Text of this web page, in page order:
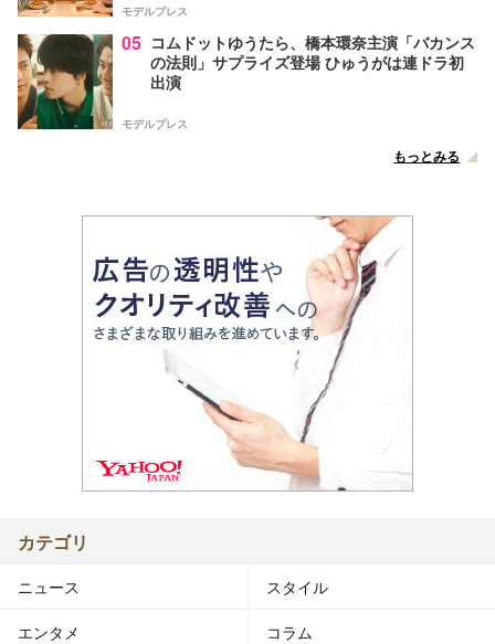
モデルプレス
05 コムドットゆうたら、橋本環奈主演「バカンス
の法則」サプライズ登場 ひゅうがは連ドラ初
出演
モデルプレス
もっとみる
カテゴリ
ニュース スタイル
エンタメ コラム